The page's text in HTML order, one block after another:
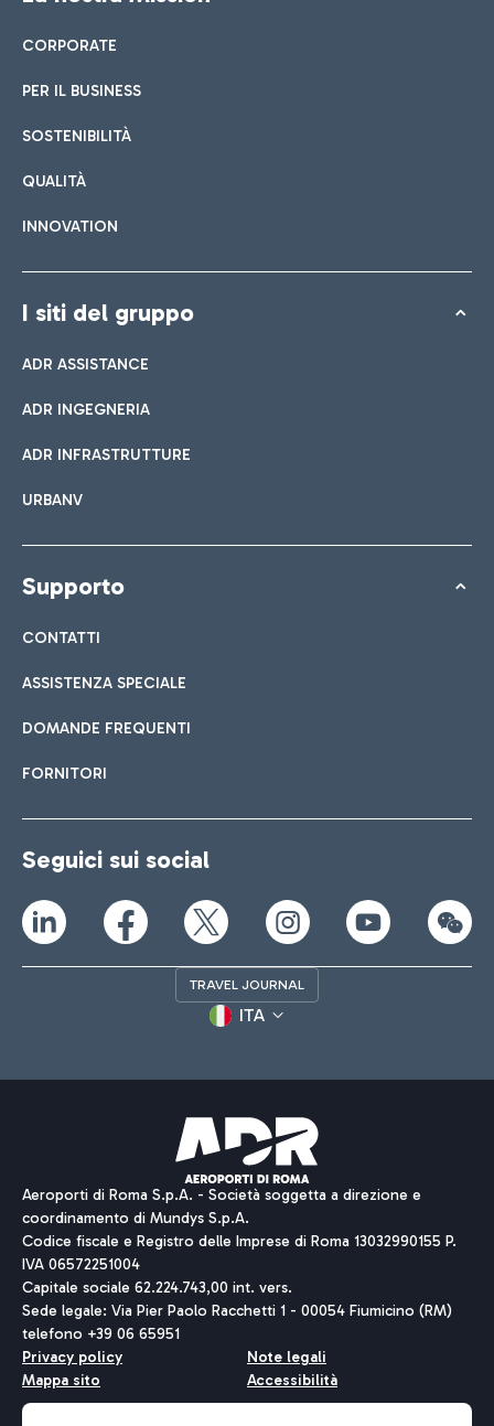
CORPORATE
PER IL BUSINESS
SOSTENIBILITÀ
QUALITÀ
INNOVATION
I siti del gruppo
ADR ASSISTANCE
ADR INGEGNERIA
ADR INFRASTRUTTURE
URBANV
Supporto
CONTATTI
ASSISTENZA SPECIALE
DOMANDE FREQUENTI
FORNITORI
Seguici sui social
TRAVEL JOURNAL
ITA
Aeroporti di Roma S.p.A. - Società soggetta a direzione e
coordinamento di Mundys S.p.A.
Codice fiscale e Registro delle Imprese di Roma 13032990155 P.
IVA 06572251004
Capitale sociale 62.224.743,00 int. vers.
Sede legale: Via Pier Paolo Racchetti 1 - 00054 Fiumicino (RM)
telefono +39 06 65951
Privacy policy
Note legali
Mappa sito
Accessibilità